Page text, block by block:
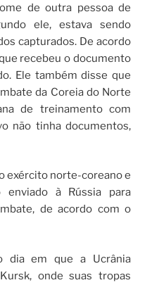
de outra pessoa de
ele, estava sendo
capturados. De acordo
recebeu o documento
Ele também disse que
da Coreia do Norte
de treinamento com
não tinha documentos,
exército norte-coreano e
enviado à Rússia para
de acordo com o
dia em que a Ucrânia
onde suas tropas